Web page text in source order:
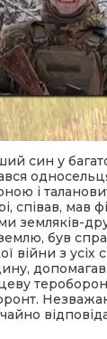
син у
і
співав, мав
земляків-
був
війни з усіх